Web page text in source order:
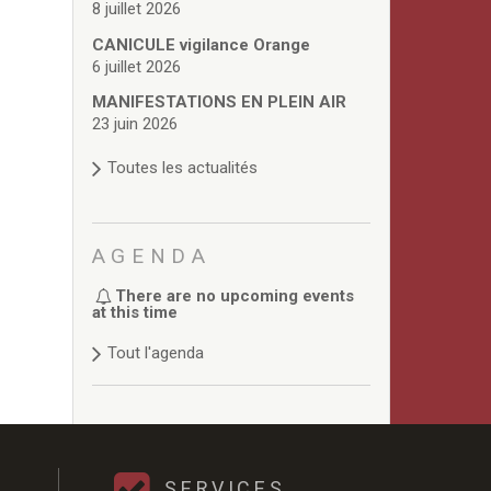
8 juillet 2026
CANICULE vigilance Orange
6 juillet 2026
MANIFESTATIONS EN PLEIN AIR
23 juin 2026
Toutes les actualités
AGENDA
There are no upcoming events
at this time
Tout l'agenda